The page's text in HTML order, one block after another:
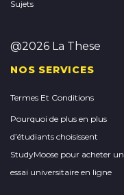
Sujets
@2026 La These
NOS SERVICES
Termes Et Conditions
Pourquoi de plus en plus
d’étudiants choisissent
StudyMoose pour acheter un
essai universitaire en ligne